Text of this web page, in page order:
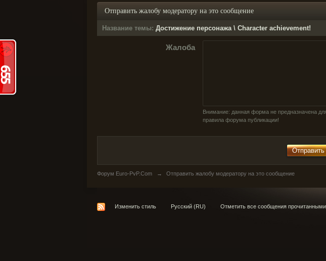
Отправить жалобу модератору на это сообщение
Название темы: Достижение персонажа \ Character achievement!
Жалоба
Внимание: данная форма не предназначена
правила форума публикации!
Форум Euro-PvP.Com → Отправить жалобу модератору на это сообщение
Изменить стиль Русский (RU) Отметить все сообщения прочитанными